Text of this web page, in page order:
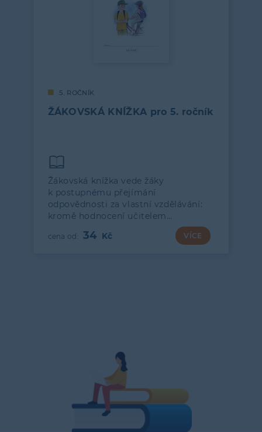
5. ROČNÍK
ŽÁKOVSKÁ KNÍŽKA pro 5. ročník
Žákovská knížka vede žáky
k postupnému přejímání
odpovědnosti za vlastní vzdělávání:
kromě hodnocení učitelem…
34 VÍCE